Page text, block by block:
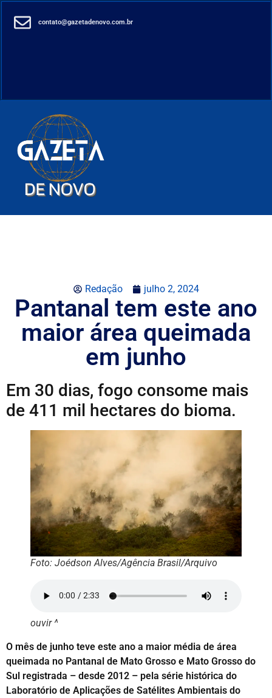
contato@gazetadenovo.com.br
Redação julho 2, 2024
Pantanal tem este ano
maior área queimada
em junho
Em 30 dias, fogo consome mais
de 411 mil hectares do bioma.
Foto: Joédson Alves/Agência Brasil/Arquivo
ouvir ^
O mês de junho teve este ano a maior média de área
queimada no Pantanal de Mato Grosso e Mato Grosso do
Sul registrada – desde 2012 – pela série histórica do
Laboratório de Aplicações de Satélites Ambientais do